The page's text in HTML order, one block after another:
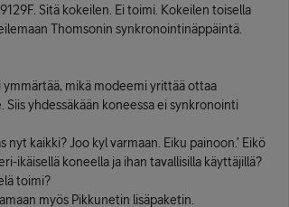
Sitä kokeilen. Ei toimi. Kokeilen toisella
Thomsonin synkronointinäppäintä.
ymmärtää, mikä modeemi yrittää ottaa
yhdessäkään koneessa ei synkronointi
kaikki? Joo kyl varmaan. Eiku painoon.’ Eikö
ikäisellä koneella ja ihan tavallisilla käyttäjillä?
toimi?
myös Pikkunetin lisäpaketin.